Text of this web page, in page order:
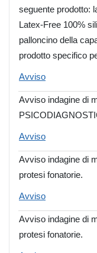
seguente prodotto:
Latex-Free 100%
palloncino della
prodotto specifico
Avviso
Avviso indagine di
Avviso
Avviso indagine di
protesi fonatorie.
Avviso
Avviso indagine di
protesi fonatorie.